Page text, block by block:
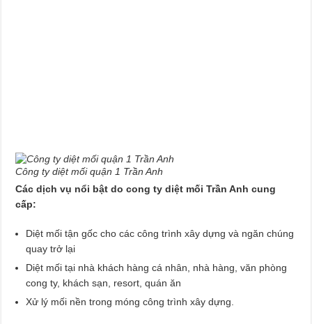
Công ty diệt mối quận 1 Trần Anh
Các dịch vụ nổi bật do cong ty diệt mối Trần Anh cung
cấp:
Diệt mối tận gốc cho các công trình xây dựng và ngăn chúng
quay trở lại
Diệt mối tại nhà khách hàng cá nhân, nhà hàng, văn phòng
cong ty, khách sạn, resort, quán ăn
Xử lý mối nền trong móng công trình xây dựng.